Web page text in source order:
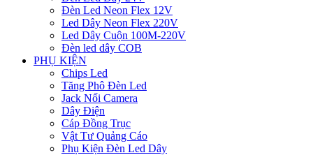
Đèn Led Neon Flex 12V
Led Dây Neon Flex 220V
Led Dây Cuộn 100M-220V
Đèn led dây COB
PHỤ KIỆN
Chips Led
Tăng Phô Đèn Led
Jack Nối Camera
Dây Điện
Cáp Đồng Trục
Vật Tư Quảng Cáo
Phụ Kiện Đèn Led Dây